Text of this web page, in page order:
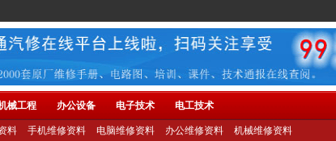
械工程 办公设备 电子技术 电工技术
料 手机维修资料 电脑维修资料 办公维修资料 机械维修资料